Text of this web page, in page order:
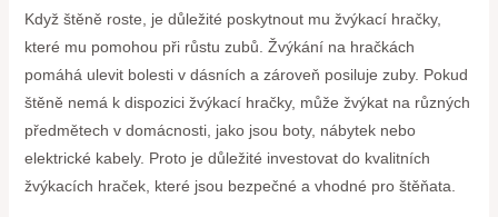
Když štěně roste, je důležité poskytnout mu žvýkací hračky,
které mu pomohou při růstu zubů. Žvýkání na hračkách
pomáhá ulevit bolesti v dásních a zároveň posiluje zuby. Pokud
štěně nemá k dispozici žvýkací hračky, může žvýkat na různých
předmětech v domácnosti, jako jsou boty, nábytek nebo
elektrické kabely. Proto je důležité investovat do kvalitních
žvýkacích hraček, které jsou bezpečné a vhodné pro štěňata.